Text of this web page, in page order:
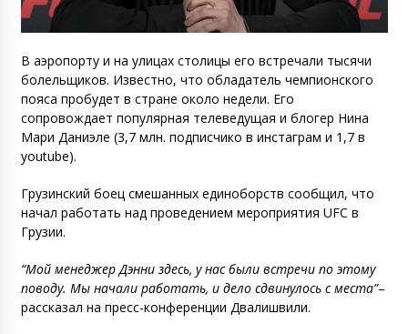
В аэропорту и на улицах столицы его встречали тысячи
болельщиков. Известно, что обладатель чемпионского
пояса пробудет в стране около недели. Его
сопровождает популярная телеведущая и блогер Нина
Мари Даниэле (3,7 млн. подписчико в инстаграм и 1,7 в
youtube).
Грузинский боец смешанных единоборств сообщил, что
начал работать над проведением мероприятия UFC в
Грузии.
“Мой менеджер Дэнни здесь, у нас были встречи по этому
поводу. Мы начали работать, и дело сдвинулось с места”–
рассказал на пресс-конференции Двалишвили.